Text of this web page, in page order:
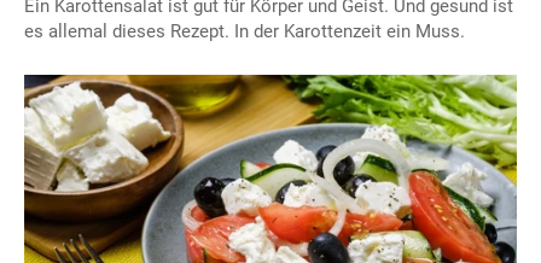
Ein Karottensalat ist gut für Körper und Geist. Und gesund ist
es allemal dieses Rezept. In der Karottenzeit ein Muss.